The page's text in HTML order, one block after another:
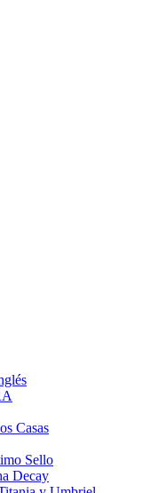
Casas
Sello
Decay